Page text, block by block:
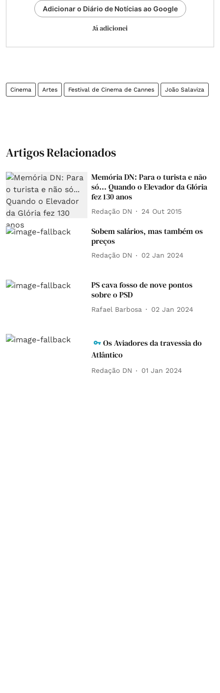
Adicionar o Diário de Notícias ao Google
Já adicionei
Cinema Artes Festival de Cinema de Cannes João Salaviza
Artigos Relacionados
Memória DN: Para o turista e não
só... Quando o Elevador da Glória
fez 130 anos
Redação DN 24 Out 2015
Sobem salários, mas também os
preços
Redação DN 02 Jan 2024
PS cava fosso de nove pontos
sobre o PSD
Rafael Barbosa 02 Jan 2024
Os Aviadores da travessia do
Atlântico
Redação DN 01 Jan 2024